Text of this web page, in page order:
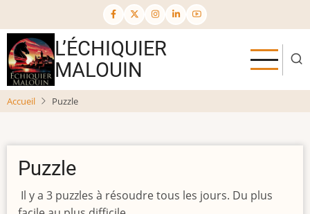
au
contenu
principal
L’ÉCHIQUIER
MALOUIN
Accueil Puzzle
Puzzle
Il y a 3 puzzles à résoudre tous les jours. Du plus